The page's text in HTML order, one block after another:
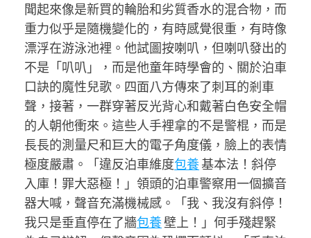
聞起來像是新買的輪胎和劣質香水的混合物，而
重力似乎是隨機變化的，有時感覺很重，有時像
漂浮在游泳池裡。他試圖按喇叭，但喇叭發出的
不是「叭叭」，而是他童年時學會的、關於泊車
口訣的魔性兒歌。四面八方傳來了刺耳的剎車
聲，接著，一群穿著反光背心和戴著白色安全帽
的人朝他衝來。這些人手裡拿的不是警棍，而是
長長的測量尺和巨大的電子角度儀，臉上的表情
極度嚴肅。「違反泊車維度包養基本法！斜停
入庫！罪大惡極！」領頭的泊車警察用一個擴音
器大喊，聲音充滿機械感。「我、我沒有斜停！
我只是垂直停在了牆包養壁上！」何手殘趕緊